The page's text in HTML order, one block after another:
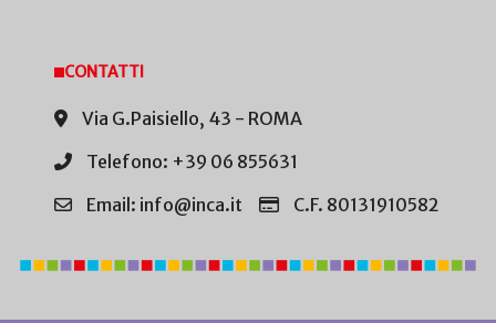
CONTATTI
Via G.Paisiello, 43 - ROMA
Telefono: +39 06 855631
Email: info@inca.it
C.F. 80131910582